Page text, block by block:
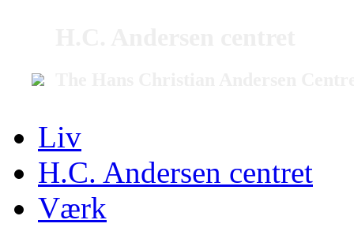
Liv
H.C. Andersen centret
Værk